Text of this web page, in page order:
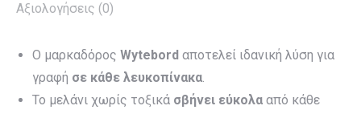
Αξιολογήσεις (0)
Ο μαρκαδόρος Wytebord αποτελεί ιδανική λύση για
γραφή σε κάθε λευκοπίνακα.
Το μελάνι χωρίς τοξικά σβήνει εύκολα από κάθε